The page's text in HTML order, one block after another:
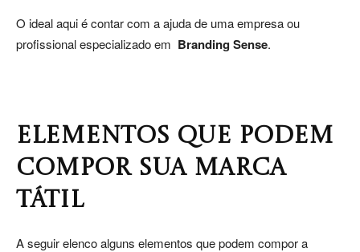
O ideal aqui é contar com a ajuda de uma empresa ou
profissional especializado em Branding Sense.
ELEMENTOS QUE PODEM
COMPOR SUA MARCA
TÁTIL
A seguir elenco alguns elementos que podem compor a